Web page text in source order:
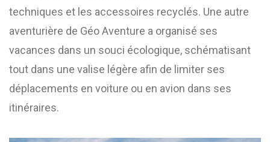
techniques et les accessoires recyclés. Une autre
aventurière de Géo Aventure a organisé ses
vacances dans un souci écologique, schématisant
tout dans une valise légère afin de limiter ses
déplacements en voiture ou en avion dans ses
itinéraires.